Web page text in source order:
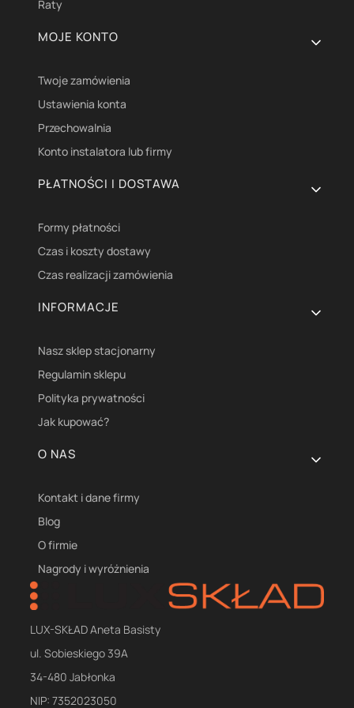
Raty
MOJE KONTO
Twoje zamówienia
Ustawienia konta
Przechowalnia
Konto instalatora lub firmy
PŁATNOŚCI I DOSTAWA
Formy płatności
Czas i koszty dostawy
Czas realizacji zamówienia
INFORMACJE
Nasz sklep stacjonarny
Regulamin sklepu
Polityka prywatności
Jak kupować?
O NAS
Kontakt i dane firmy
Blog
O firmie
Nagrody i wyróżnienia
LUX-SKŁAD Aneta Basisty
ul. Sobieskiego 39A
34-480 Jabłonka
NIP: 7352023050